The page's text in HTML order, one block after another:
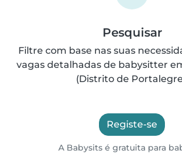
Pesquisar
Filtre com base nas suas
vagas detalhadas de babysitter
(Distrito de
Registe-se
A Babysits é gratuita para